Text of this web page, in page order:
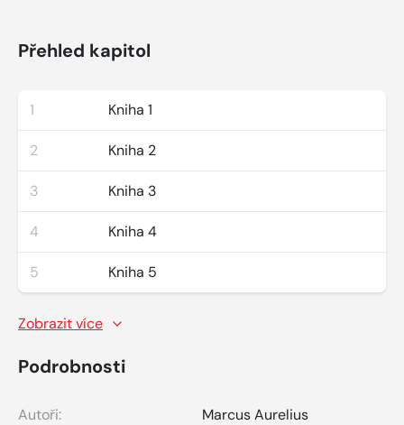
Přehled kapitol
1 Kniha 1
2 Kniha 2
3 Kniha 3
4 Kniha 4
5 Kniha 5
Zobrazit více
Podrobnosti
Autoři:
Marcus Aurelius